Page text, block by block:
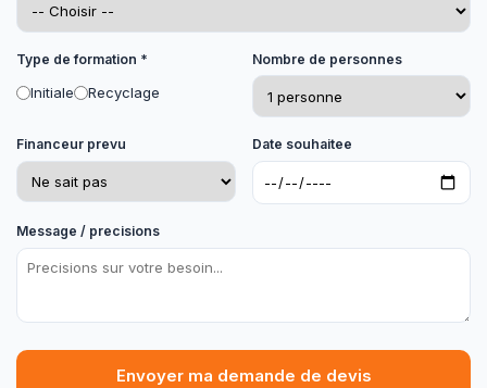
Type de formation *
Initiale Recyclage
Nombre de personnes
Financeur prevu Date souhaitee
Message / precisions
Envoyer ma demande de devis